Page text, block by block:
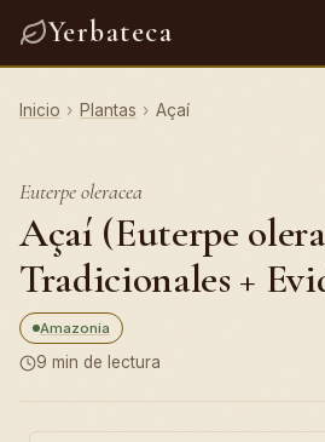
Yerbateca
Inicio › Plantas › Açaí
Euterpe oleracea
Açaí (Euterpe
Tradicionales +
Amazonia
9 min de lectura